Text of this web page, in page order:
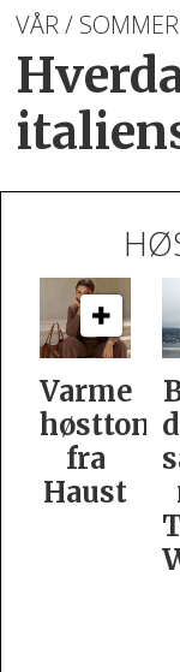
VÅR /
Varme
høsttoner
fra
Haust